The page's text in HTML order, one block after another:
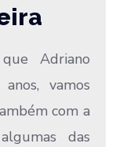
Adriano
vamos
com a
das